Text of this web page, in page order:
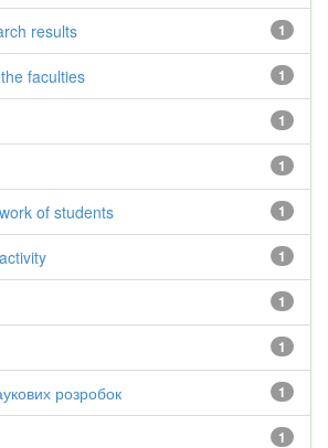
1
results
1
faculties
1
1
1
of students
1
1
1
1
розробок
1